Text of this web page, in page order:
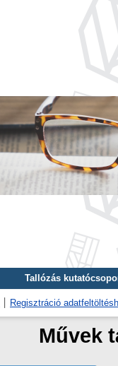
Tallózás
Regisztráció
Művek